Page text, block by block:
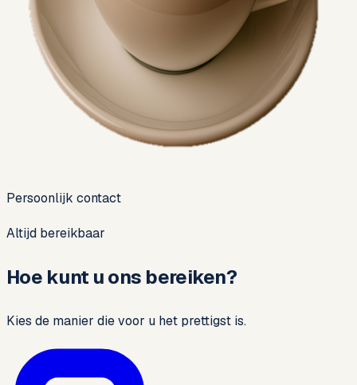
Persoonlijk contact
Altijd bereikbaar
Hoe kunt u ons bereiken?
Kies de manier die voor u het prettigst is.